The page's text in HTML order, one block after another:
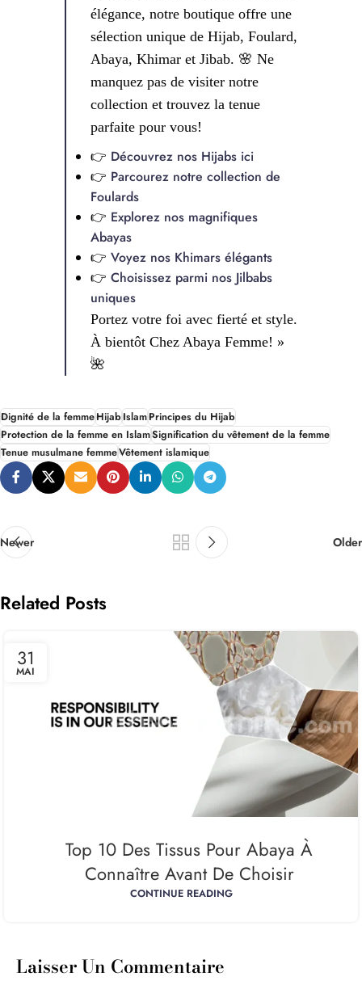
élégance, notre boutique offre une
sélection unique de Hijab, Foulard,
Abaya, Khimar et Jibab. 🌸 Ne
manquez pas de visiter notre
collection et trouvez la tenue
parfaite pour vous!
👉 Découvrez nos Hijabs ici
👉 Parcourez notre collection de
Foulards
👉 Explorez nos magnifiques
Abayas
👉 Voyez nos Khimars élégants
👉 Choisissez parmi nos Jilbabs
uniques
Portez votre foi avec fierté et style.
À bientôt Chez Abaya Femme! »
🌺
Dignité de la femmeHijabIslamPrincipes du Hijab
Protection de la femme en IslamSignification du vêtement de la femme
Tenue musulmane femmeVêtement islamique
Newer Older
Related Posts
31
MAI
Top 10 Des Tissus Pour Abaya À
Connaître Avant De Choisir
CONTINUE READING
Laisser Un Commentaire